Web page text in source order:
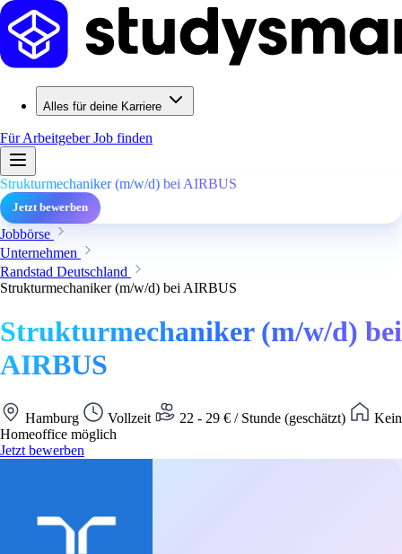
Alles für deine Karriere
Für ArbeitgeberJob finden
Strukturmechaniker (m/w/d) bei AIRBUS
Jetzt bewerben
Jobbörse
Unternehmen
Randstad Deutschland
Strukturmechaniker (m/w/d) bei AIRBUS
Strukturmechaniker (m/w/d) bei
AIRBUS
Hamburg Vollzeit 22 - 29 € / Stunde (geschätzt)
Kein
Homeoffice möglich
Jetzt bewerben